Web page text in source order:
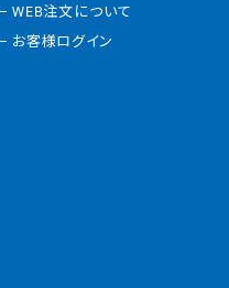
WEB注文について
お客様ログイン